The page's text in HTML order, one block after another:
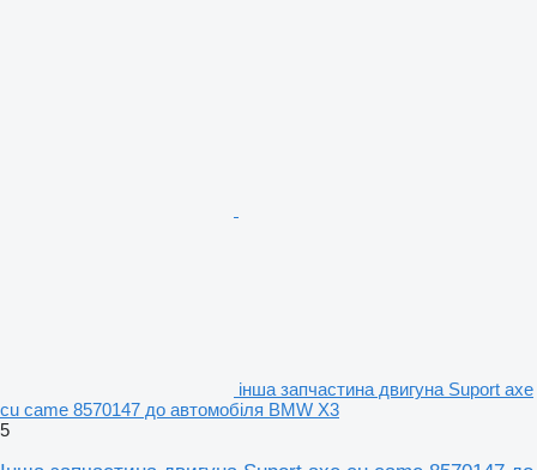
інша запчастина двигуна Suport axe
cu came 8570147 до автомобіля BMW X3
5